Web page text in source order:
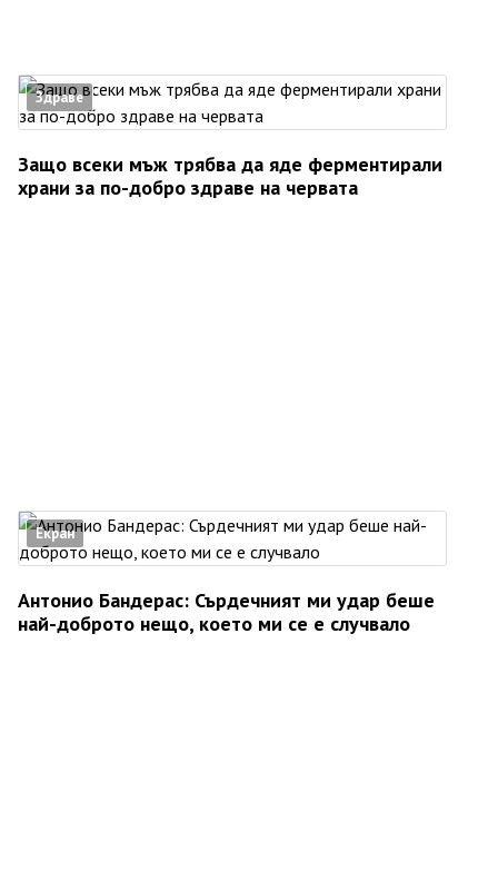
Здраве
Защо всеки мъж трябва да яде ферментирали
храни за по-добро здраве на червата
Екран
Антонио Бандерас: Сърдечният ми удар беше
най-доброто нещо, което ми се е случвало